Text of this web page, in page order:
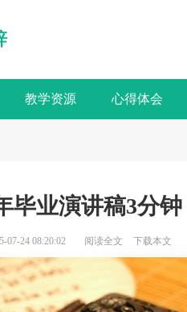
教学资源 心得体会
毕业演讲稿3分钟
07-24 08:20:02 阅读全文 下载本文